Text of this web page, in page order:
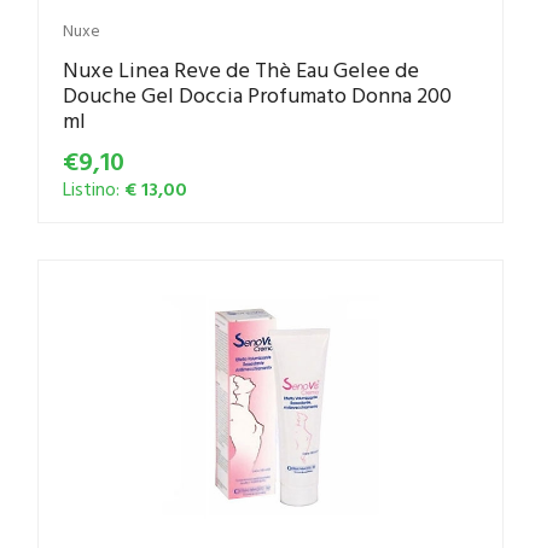
Nuxe
Nuxe Linea Reve de Thè Eau Gelee de
Douche Gel Doccia Profumato Donna 200
ml
€9,10
Listino: € 13,00